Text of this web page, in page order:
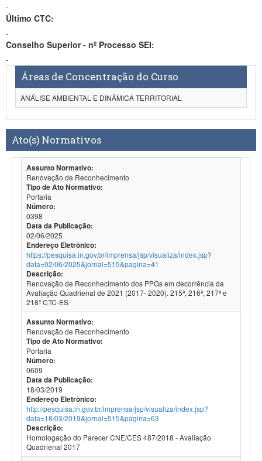
-
Último CTC:
-
Conselho Superior - nº Processo SEI:
-
Áreas de Concentração do Curso
ANÁLISE AMBIENTAL E DINÂMICA TERRITORIAL
Ato(s) Normativos
Assunto Normativo:
Renovação de Reconhecimento
Tipo de Ato Normativo:
Portaria
Número:
0398
Data da Publicação:
02/06/2025
Endereço Eletrônico:
https://pesquisa.in.gov.br/imprensa/jsp/visualiza/index.jsp?
data=02/06/2025&jornal=515&pagina=41
Descrição:
Renovação de Reconhecimento dos PPGs em decorrência da
Avaliação Quadrienal de 2021 (2017- 2020). 215ª, 216ª, 217ª e
218ª CTC-ES
Assunto Normativo:
Renovação de Reconhecimento
Tipo de Ato Normativo:
Portaria
Número:
0609
Data da Publicação:
18/03/2019
Endereço Eletrônico:
http://pesquisa.in.gov.br/imprensa/jsp/visualiza/index.jsp?
data=18/03/2019&jornal=515&pagina=63
Descrição:
Homologação do Parecer CNE/CES 487/2018 - Avaliação
Quadrienal 2017